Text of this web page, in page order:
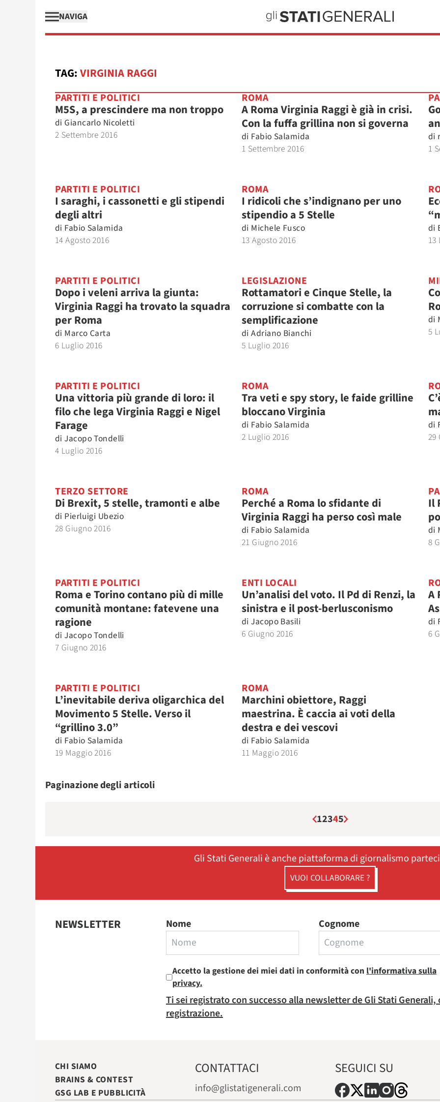
NAVIGA
TAG:VIRGINIA RAGGI
PARTITI E POLITICI
M5S, a prescindere ma non troppo
di Giancarlo Nicoletti
2 Settembre 2016
ROMA
A Roma Virginia Raggi è già in crisi.
Con la fuffa grillina non si governa
di Fabio Salamida
1 Settembre 2016
di
1
PARTITI E POLITICI
I saraghi, i cassonetti e gli stipendi
degli altri
di Fabio Salamida
14 Agosto 2016
ROMA
I ridicoli che s’indignano per uno
stipendio a 5 Stelle
di Michele Fusco
13 Agosto 2016
di
13
PARTITI E POLITICI
Dopo i veleni arriva la giunta:
Virginia Raggi ha trovato la squadra
per Roma
di Marco Carta
6 Luglio 2016
LEGISLAZIONE
Rottamatori e Cinque Stelle, la
corruzione si combatte con la
semplificazione
di Adriano Bianchi
5 Luglio 2016
di
5
PARTITI E POLITICI
Una vittoria più grande di loro: il
filo che lega Virginia Raggi e Nigel
Farage
di Jacopo Tondelli
4 Luglio 2016
ROMA
Tra veti e spy story, le faide grilline
bloccano Virginia
di Fabio Salamida
2 Luglio 2016
di
29
TERZO SETTORE
Di Brexit, 5 stelle, tramonti e albe
di Pierluigi Ubezio
28 Giugno 2016
ROMA
Perché a Roma lo sfidante di
Virginia Raggi ha perso così male
di Fabio Salamida
21 Giugno 2016
Il
di
8
PARTITI E POLITICI
Roma e Torino contano più di mille
comunità montane: fatevene una
ragione
di Jacopo Tondelli
7 Giugno 2016
ENTI LOCALI
Un’analisi del voto. Il Pd di Renzi, la
sinistra e il post-berlusconismo
di Jacopo Basili
6 Giugno 2016
A
di
6
PARTITI E POLITICI
L’inevitabile deriva oligarchica del
Movimento 5 Stelle. Verso il
“grillino 3.0”
di Fabio Salamida
19 Maggio 2016
ROMA
Marchini obiettore, Raggi
maestrina. È caccia ai voti della
destra e dei vescovi
di Fabio Salamida
11 Maggio 2016
Paginazione degli articoli
12345
Gli Stati Generali è anche piattaforma di giornalismo
VUOI COLLABORARE ?
NEWSLETTER Nome Cognome
Accetto la gestione dei miei dati in conformità con l'informativa sulla
privacy.
Ti sei registrato con successo alla newsletter de Gli Stati
registrazione.
CHI SIAMO
BRAINS & CONTEST
GSG LAB E PUBBLICITÀ
CONTATTACI
info@glistatigenerali.com
SEGUICI SU